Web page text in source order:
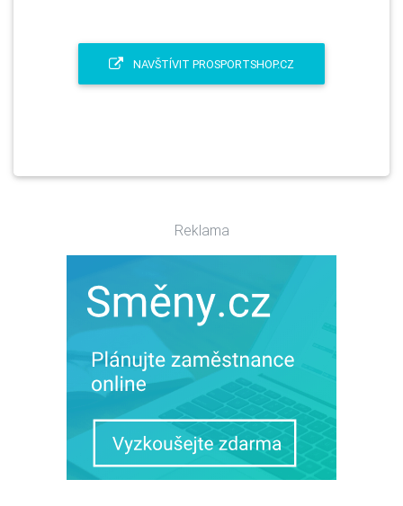
NAVŠTÍVIT PROSPORTSHOP.CZ
Reklama